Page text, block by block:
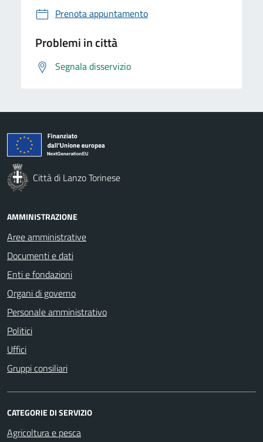
Prenota appuntamento
Problemi in città
Segnala disservizio
Città di Lanzo Torinese
AMMINISTRAZIONE
Aree amministrative
Documenti e dati
Enti e fondazioni
Organi di governo
Personale amministrativo
Politici
Uffici
Gruppi consiliari
CATEGORIE DI SERVIZIO
Agricoltura e pesca